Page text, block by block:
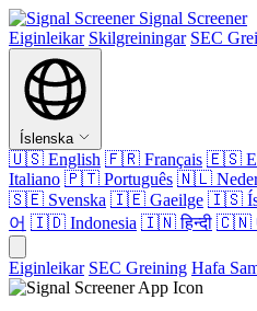
Signal Screener
Eiginleikar Skilgreiningar SEC
Íslenska
🇺🇸 English 🇫🇷 Français 🇪🇸
Italiano 🇵🇹 Português 🇳🇱
🇸🇪 Svenska 🇮🇪 Gaeilge 🇮🇸
어 🇮🇩 Indonesia 🇮🇳हिन्दी 🇨🇳
Eiginleikar SEC Greining Hafa